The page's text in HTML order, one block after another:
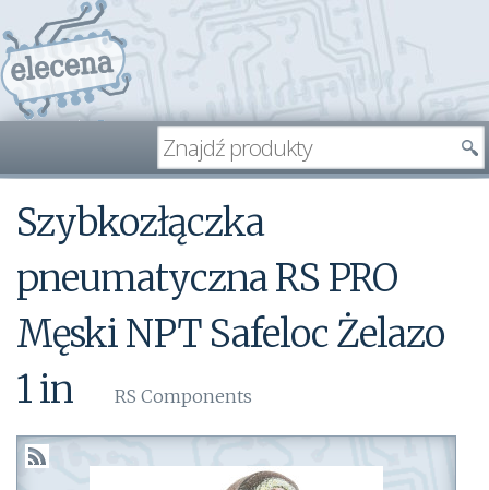
Szybkozłączka
pneumatyczna RS PRO
Męski NPT Safeloc Żelazo
1 in
RS Components